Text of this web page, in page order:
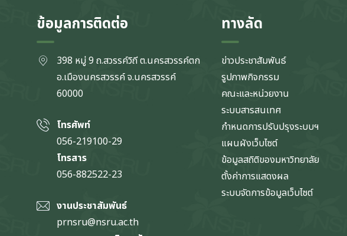
ข้อมูลการติดต่อ
398 หมู่ 9 ถ.สวรรค์วิถี ต.นครสวรรค์ตก
อ.เมืองนครสวรรค์ จ.นครสวรรค์
60000
โทรศัพท์
056-219100-29
โทรสาร
056-882522-23
งานประชาสัมพันธ์
prnsru@nsru.ac.th
ทางลัด
ข่าวประชาสัมพันธ์
รูปภาพกิจกรรม
คณะและหน่วยงาน
ระบบสารสนเทศ
กำหนดการปรับปรุงระบบฯ
แผนผังเว็บไซต์
ข้อมูลสถิติของมหาวิทยาลัย
ตั้งค่าการแสดงผล
ระบบจัดการข้อมูลเว็บไซต์